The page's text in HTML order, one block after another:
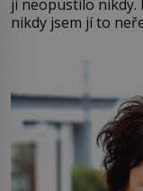
ji neopustilo nikdy.
nikdy jsem jí to
Jsme spolu moc